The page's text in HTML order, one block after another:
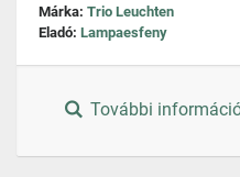
Márka: Trio Leuchten
Eladó: Lampaesfeny
További